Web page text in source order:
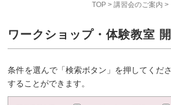
TOP> 講習会のご案内 >
ワークショップ・体験教室
条件を選んで「検索ボタン」を押してくだ
することができます。